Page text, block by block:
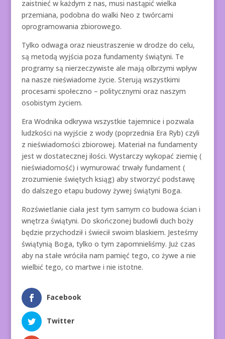
zaistnieć w każdym z nas, musi nastąpić wielka
przemiana, podobna do walki Neo z twórcami
oprogramowania zbiorowego.
Tylko odwaga oraz nieustraszenie w drodze do celu,
są metodą wyjścia poza fundamenty świątyni. Te
programy są nierzeczywiste ale mają olbrzymi wpływ
na nasze nieświadome życie. Sterują wszystkimi
procesami społeczno – politycznymi oraz naszym
osobistym życiem.
Era Wodnika odkrywa wszystkie tajemnice i pozwala
ludzkości na wyjście z wody (poprzednia Era Ryb) czyli
z nieświadomości zbiorowej. Materiał na fundamenty
jest w dostatecznej ilości. Wystarczy wykopać ziemię (
nieświadomość) i wymurować trwały fundament (
zrozumienie świętych ksiąg) aby stworzyć podstawę
do dalszego etapu budowy żywej świątyni Boga.
Rozświetlanie ciała jest tym samym co budowa ścian i
wnętrza świątyni. Do skończonej budowli duch boży
będzie przychodził i świecił swoim blaskiem. Jesteśmy
świątynią Boga, tylko o tym zapomnieliśmy. Już czas
aby na stałe wróciła nam pamięć tego, co żywe a nie
wielbić tego, co martwe i nie istotne.
Facebook
Twitter